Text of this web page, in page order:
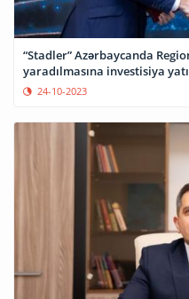
“Stadler” Azərbaycanda
yaradılmasına investisiya
24-10-2023